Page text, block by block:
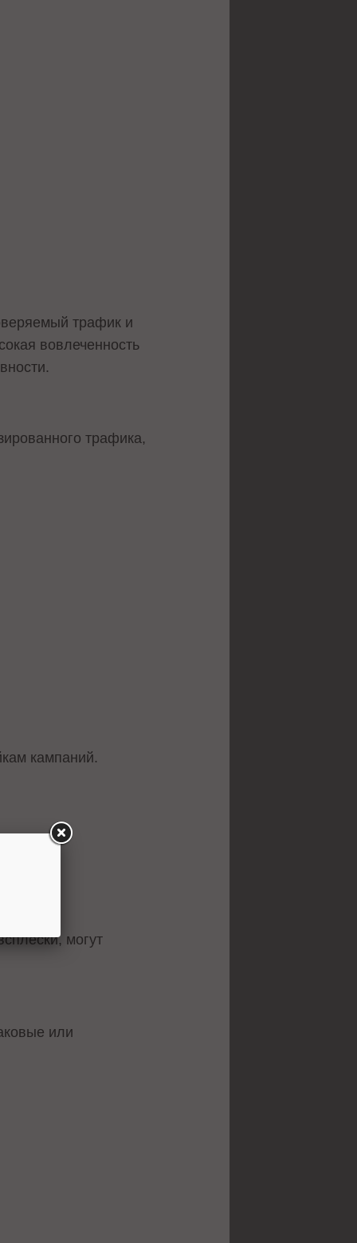
трафик и
вовлеченность
трафика,
кампаний.
могут
или